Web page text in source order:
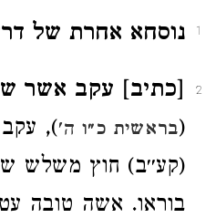
1 נוסחא אחרת של
2
[כתיב] עקב אשר
(בראשית כ״ו ה'), עקב
(קע׳׳ב) חוץ משלש
בוראו. אשה טובה